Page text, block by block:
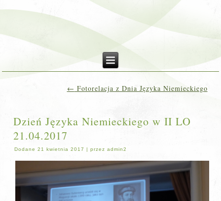
← Fotorelacja z Dnia Języka Niemieckiego
Dzień Języka Niemieckiego w II LO
21.04.2017
Dodane 21 kwietnia 2017 |przez admin2